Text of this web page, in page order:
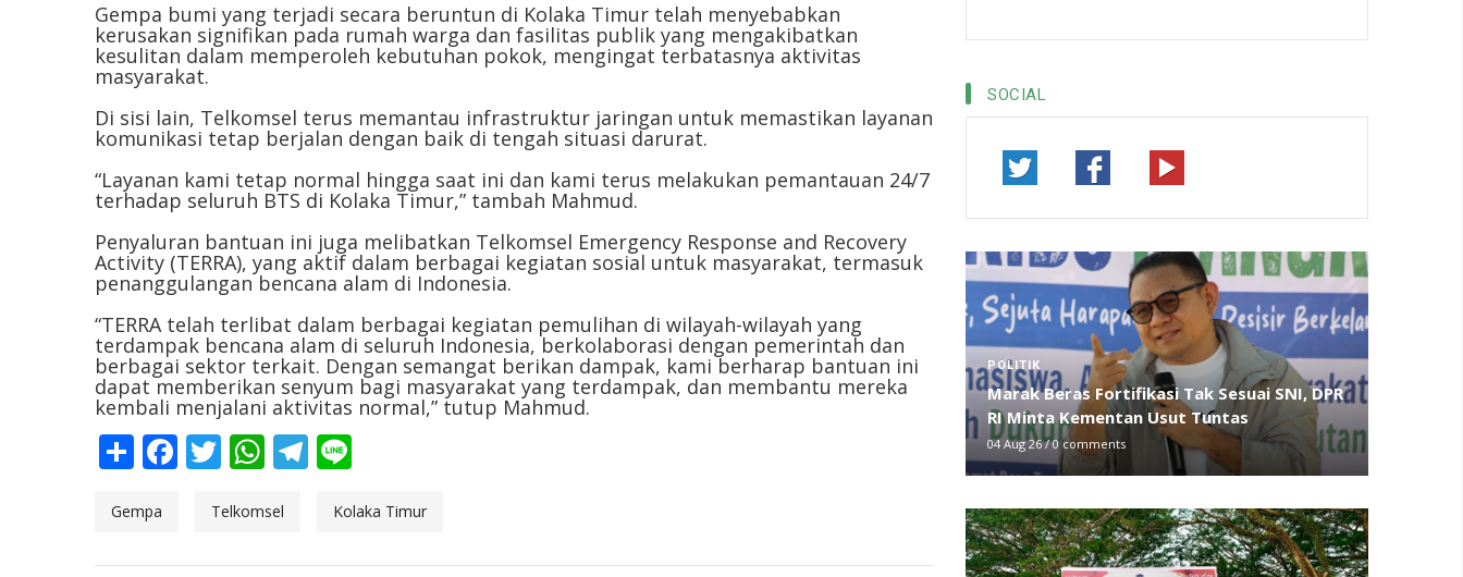
Gempa bumi yang terjadi secara beruntun di Kolaka Timur telah menyebabkan
kerusakan signifikan pada rumah warga dan fasilitas publik yang mengakibatkan
kesulitan dalam memperoleh kebutuhan pokok, mengingat terbatasnya aktivitas
masyarakat.
Di sisi lain, Telkomsel terus memantau infrastruktur jaringan untuk memastikan layanan
komunikasi tetap berjalan dengan baik di tengah situasi darurat.
“Layanan kami tetap normal hingga saat ini dan kami terus melakukan pemantauan 24/7
terhadap seluruh BTS di Kolaka Timur,” tambah Mahmud.
Penyaluran bantuan ini juga melibatkan Telkomsel Emergency Response and Recovery
Activity (TERRA), yang aktif dalam berbagai kegiatan sosial untuk masyarakat, termasuk
penanggulangan bencana alam di Indonesia.
“TERRA telah terlibat dalam berbagai kegiatan pemulihan di wilayah-wilayah yang
terdampak bencana alam di seluruh Indonesia, berkolaborasi dengan pemerintah dan
berbagai sektor terkait. Dengan semangat berikan dampak, kami berharap bantuan ini
dapat memberikan senyum bagi masyarakat yang terdampak, dan membantu mereka
kembali menjalani aktivitas normal,” tutup Mahmud.
ShareFacebook
Twitter
WhatsApp
Telegram
Gempa Telkomsel Kolaka Timur
SOCIAL
POLITIK
Marak Beras Fortifikasi Tak Sesuai SNI, DPR
RI Minta Kementan Usut Tuntas
04 Aug 26/0 comments